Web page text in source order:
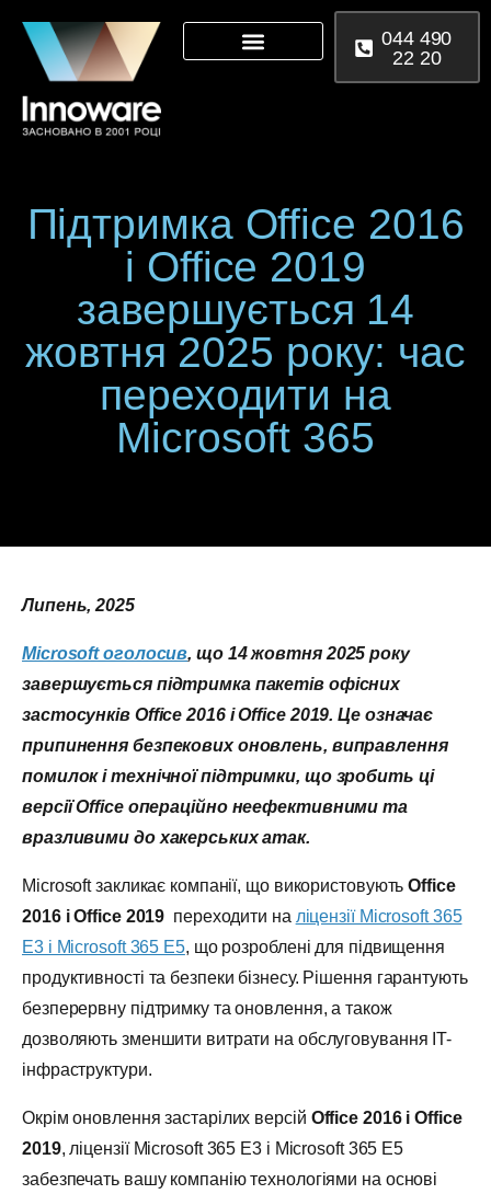
044 490
22 20
Підтримка Office 2016
і Office 2019
завершується 14
жовтня 2025 року: час
переходити на
Microsoft 365
Липень, 2025
Microsoft оголосив, що 14 жовтня 2025 року
завершується підтримка пакетів офісних
застосунків Office 2016 іOffice 2019. Це означає
припинення безпекових оновлень, виправлення
помилок і технічної підтримки, що зробить ці
версіїOffice операційно неефективними та
вразливими до хакерських атак.
Microsoft закликає компанії, що використовуютьOffice
2016 іOffice 2019 переходити на ліцензії Microsoft 365
E3 і Microsoft 365 E5, що розроблені для підвищення
продуктивності та безпеки бізнесу. Рішення гарантують
безперервну підтримку та оновлення, а також
дозволяють зменшити витрати на обслуговування IT-
інфраструктури.
Окрім оновлення застарілих версій Office 2016 іOffice
2019, ліцензії Microsoft 365 E3 і Microsoft 365 E5
забезпечать вашу компанію технологіями на основі